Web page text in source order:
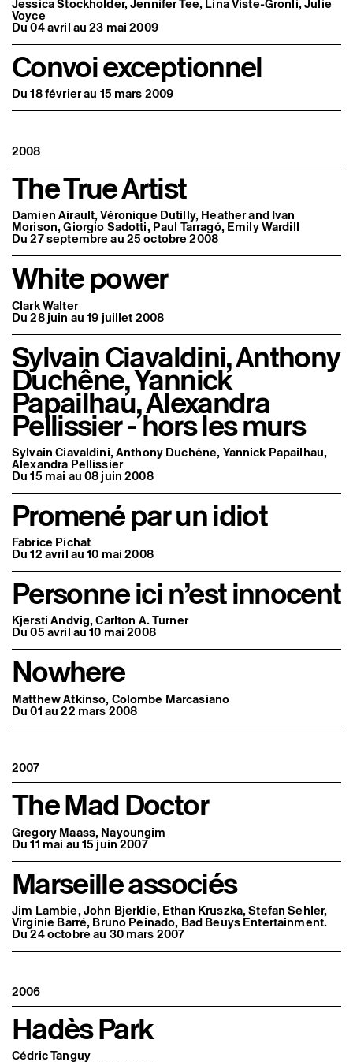
Jessica Stockholder, Jennifer Tee, Lina Viste-Gronli, Julie
Voyce
Du 04 avril au 23 mai 2009
Convoi exceptionnel
Du 18 février au 15 mars 2009
2008
The True Artist
Damien Airault, Véronique Dutilly, Heather and Ivan
Morison, Giorgio Sadotti, Paul Tarragó, Emily Wardill
Du 27 septembre au 25 octobre 2008
White power
Clark Walter
Du 28 juin au 19 juillet 2008
Sylvain Ciavaldini, Anthony
Duchêne, Yannick
Papailhau, Alexandra
Pellissier - hors les murs
Sylvain Ciavaldini, Anthony Duchêne, Yannick Papailhau,
Alexandra Pellissier
Du 15 mai au 08 juin 2008
Promené par un idiot
Fabrice Pichat
Du 12 avril au 10 mai 2008
Personne ici n’est innocent
Kjersti Andvig, Carlton A. Turner
Du 05 avril au 10 mai 2008
Nowhere
Matthew Atkinso, Colombe Marcasiano
Du 01 au 22 mars 2008
2007
The Mad Doctor
Gregory Maass, Nayoungim
Du 11 mai au 15 juin 2007
Marseille associés
Jim Lambie, John Bjerklie, Ethan Kruszka, Stefan Sehler,
Virginie Barré, Bruno Peinado, Bad Beuys Entertainment.
Du 24 octobre au 30 mars 2007
2006
Hadès Park
Cédric Tanguy